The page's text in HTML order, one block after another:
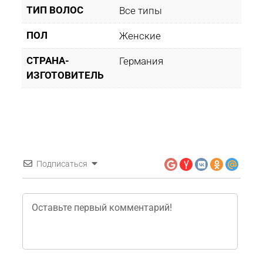
ТИП ВОЛОС Все типы
ПОЛ Женские
СТРАНА-
ИЗГОТОВИТЕЛЬ
Германия
Подписаться